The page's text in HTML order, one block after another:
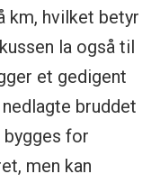
km, hvilket betyr
la også til
et gedigent
bruddet
bygges for
men kan